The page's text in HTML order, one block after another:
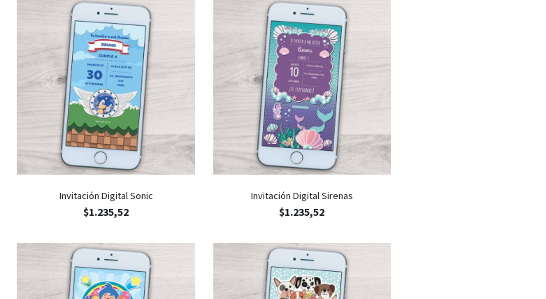
Invitación Digital Sonic
$1.235,52
Invitación Digital Sirenas
$1.235,52